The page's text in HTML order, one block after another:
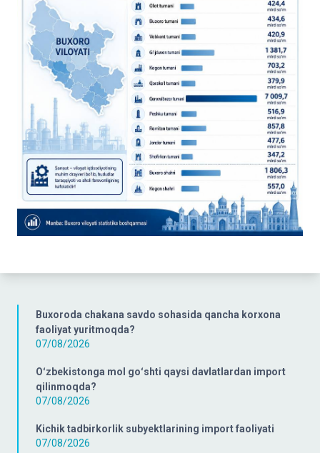
Buxoroda chakana savdo sohasida qancha korxona
faoliyat yuritmoqda?
07/08/2026
Oʻzbekistonga mol goʻshti qaysi davlatlardan import
qilinmoqda?
07/08/2026
Kichik tadbirkorlik subyektlarining import faoliyati
07/08/2026